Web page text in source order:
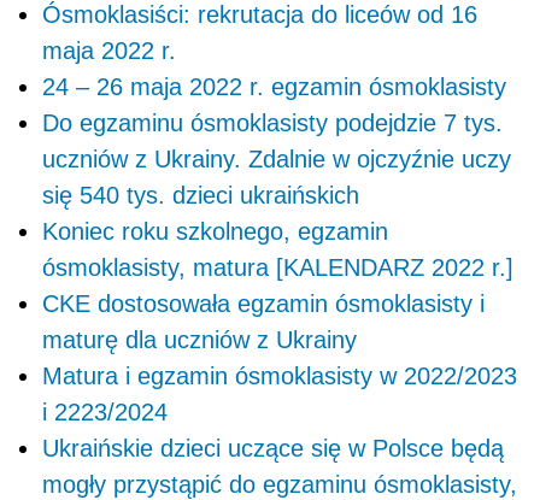
Ósmoklasiści: rekrutacja do liceów od 16
maja 2022 r.
24 – 26 maja 2022 r. egzamin ósmoklasisty
Do egzaminu ósmoklasisty podejdzie 7 tys.
uczniów z Ukrainy. Zdalnie w ojczyźnie uczy
się 540 tys. dzieci ukraińskich
Koniec roku szkolnego, egzamin
ósmoklasisty, matura [KALENDARZ 2022 r.]
CKE dostosowała egzamin ósmoklasisty i
maturę dla uczniów z Ukrainy
Matura i egzamin ósmoklasisty w 2022/2023
i 2223/2024
Ukraińskie dzieci uczące się w Polsce będą
mogły przystąpić do egzaminu ósmoklasisty,